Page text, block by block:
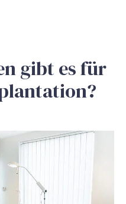
gibt es für